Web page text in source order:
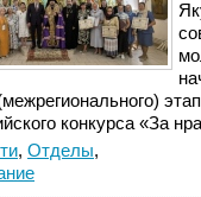
конкурса «За
, Отделы,